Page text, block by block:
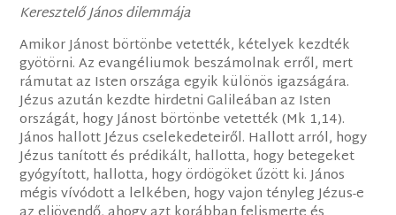
Keresztelő János dilemmája
Amikor Jánost börtönbe vetették, kételyek kezdték
gyötörni. Az evangéliumok beszámolnak erről, mert
rámutat az Isten országa egyik különös igazságára.
Jézus azután kezdte hirdetni Galileában az Isten
országát, hogy Jánost börtönbe vetették (Mk 1,14).
János hallott Jézus cselekedeteiről. Hallott arról, hogy
Jézus tanított és prédikált, hallotta, hogy betegeket
gyógyított, hallotta, hogy ördögöket űzött ki. János
mégis vívódott a lelkében, hogy vajon tényleg Jézus-e